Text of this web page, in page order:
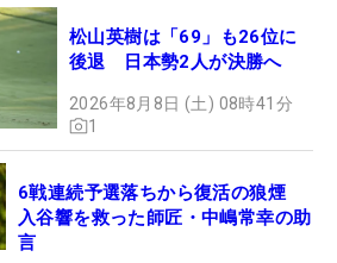
松山英樹は「69」も26位に
後退 日本勢2人が決勝へ
2026年8月8日 (土) 08時41分
1
6戦連続予選落ちから復活の狼煙
入谷響を救った師匠・中嶋常幸の助
言